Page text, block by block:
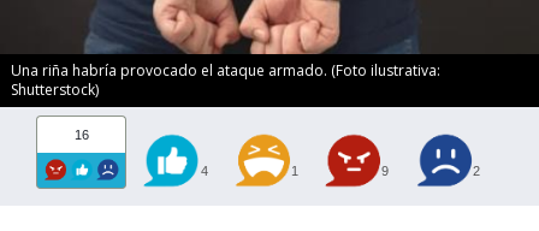
Una riña habría provocado el ataque armado. (Foto ilustrativa:
Shutterstock)
16
4 1 9 2